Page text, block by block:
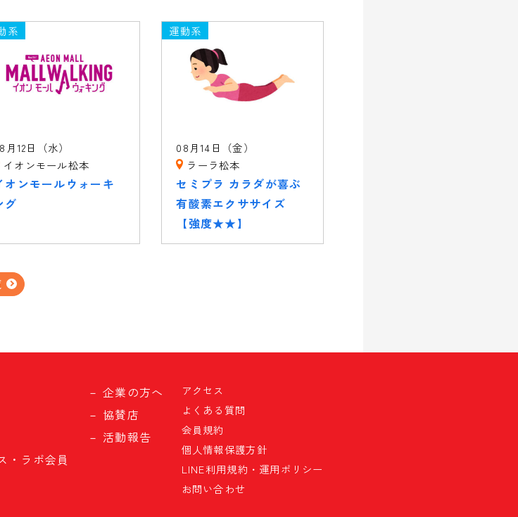
系
月12日（水）
イオンモール松本
オンモールウォーキ
グ
運動系
08月14日（金）
ラーラ松本
セミプラ カラダが喜ぶ
有酸素エクササイズ
【強度★★】
・ラボ会員
企業の方へ
協賛店
活動報告
アクセス
よくある質問
会員規約
個人情報保護方針
LINE利用規約・運用ポリシー
お問い合わせ